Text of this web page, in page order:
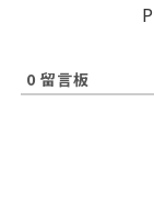
0 留言板